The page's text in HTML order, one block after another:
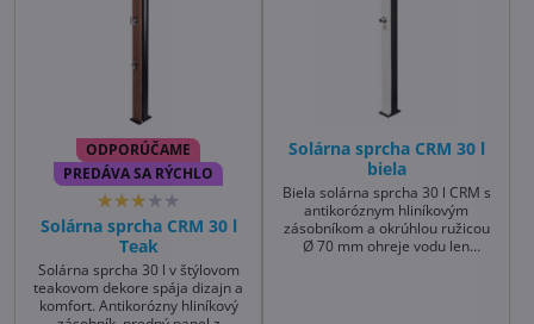
ODPORÚČAME
PREDÁVA SA RÝCHLO
Solárna sprcha CRM 30 l
Teak
Solárna sprcha 30 l v štýlovom
teakovom dekore spája dizajn a
komfort. Antikorózny hliníkový
Solárna sprcha CRM 30 l
biela
Biela solárna sprcha 30 l CRM s
antikoróznym hliníkovým
zásobníkom a okrúhlou ružicou
Ø 70 mm ohreje vodu len